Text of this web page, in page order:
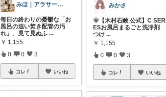
みほ｜アラサー主婦｜共働き｜2児育児中
毎日の終わりの憂鬱な「お
風呂の追い焚き配管の汚
れ」、見て見ぬふ ...
￥ 1,155
0 0 3
コレ いいね
みかさ
🌞【木村石鹸 公式】C SERI
ESお風呂まるごと洗浄剤
つけ ...
￥ 1,155
0 0 3
コレ いいね